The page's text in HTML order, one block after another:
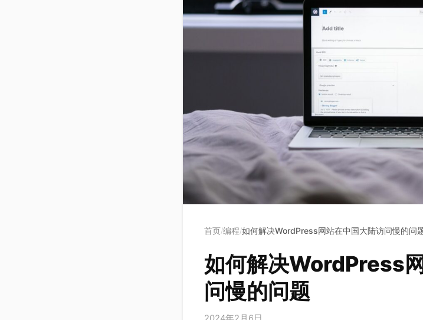
首页/编程/如何解决WordPress网站在中国大陆访问慢的问
如何解决WordPress
问慢的问题